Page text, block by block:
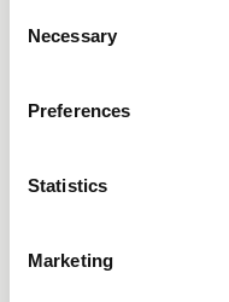
Selection
Necessary
Preferences
Statistics
Marketing
Kostnadsfri
bara ett första